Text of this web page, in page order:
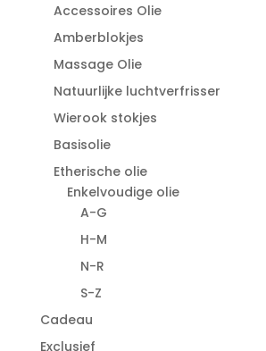
Accessoires Olie
Amberblokjes
Massage Olie
Natuurlijke luchtverfrisser
Wierook stokjes
Basisolie
Etherische olie
Enkelvoudige olie
A-G
H-M
N-R
S-Z
Cadeau
Exclusief